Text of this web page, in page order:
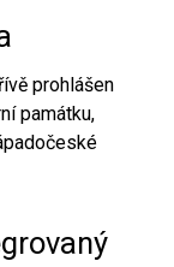
prohlášen
památku,